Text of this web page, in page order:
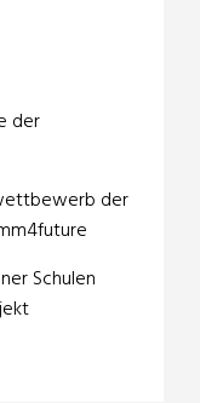
der
der
Schulen